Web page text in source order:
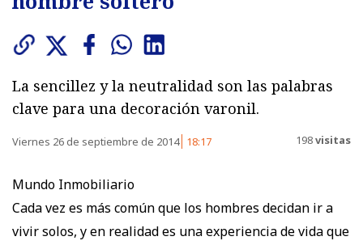
La sencillez y la neutralidad son las palabras
clave para una decoración varonil.
Viernes 26 de septiembre de 2014 18:17 198visitas
Mundo Inmobiliario
Cada vez es más común que los hombres decidan ir a
vivir solos, y en realidad es una experiencia de vida que